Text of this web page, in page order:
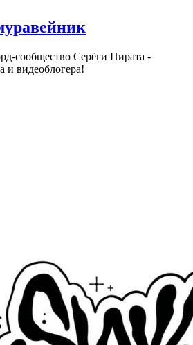
сообщество Серёги Пирата -
и видеоблогера!